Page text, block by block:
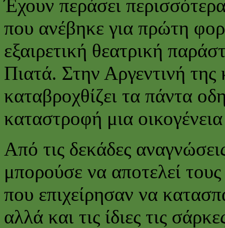
Έχουν περάσει
που ανέβηκε για πρώτη
εξαιρετική θεατρική
Πιατά. Στην Αργεντινή της
καταβροχθίζει τα πάντα
καταστροφή μια
Από τις δεκάδες
μπορούσε να αποτελεί τους
που επιχείρησαν να
αλλά και τις ίδιες τις